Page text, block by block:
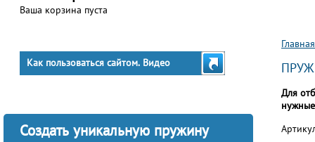
Ваша корзина пуста
Как пользоваться сайтом. Видео
Создать уникальную пружину
Вы
Главная
Для